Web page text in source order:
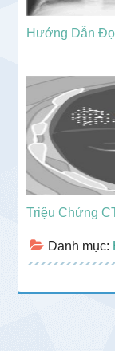
Hướng Dẫn
Triệu Chứng
Danh mục: